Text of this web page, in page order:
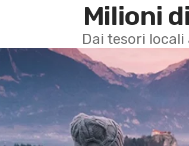
Milioni
Dai tesori